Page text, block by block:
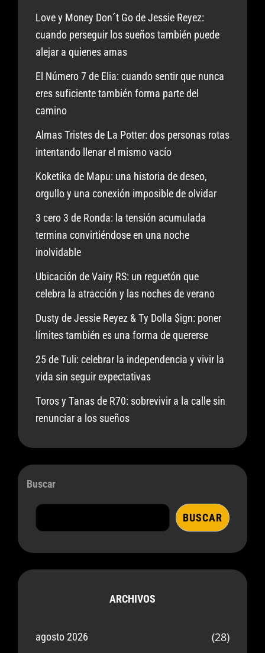
Love y Money Don´t Go de Jessie Reyez:
cuando perseguir los sueños también puede
alejar a quienes amas
El Número 7 de Elia: cuando sentir que nunca
eres suficiente también forma parte del
camino
Almas Tristes de La Potter: dos personas rotas
intentando llenar el mismo vacío
Koketika de Mapu: una historia de deseo,
orgullo y una conexión imposible de olvidar
3 cero 3 de Ronda: la tensión acumulada
termina convirtiéndose en una noche
inolvidable
Ubicación de Vairy RS: un reguetón que
celebra la atracción y las noches de verano
Dusty de Jessie Reyez & Ty Dolla $ign: poner
límites también es una forma de quererse
25 de Tuli: celebrar la independencia y vivir la
vida sin seguir expectativas
Toros y Tanas de R70: sobrevivir a la calle sin
renunciar a los sueños
Buscar
BUSCAR
ARCHIVOS
agosto 2026 (28)